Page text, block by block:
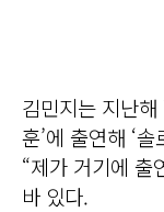
김민지는 지난
훈’에 출연해 ‘
“제가 거기에 출
바 있다.